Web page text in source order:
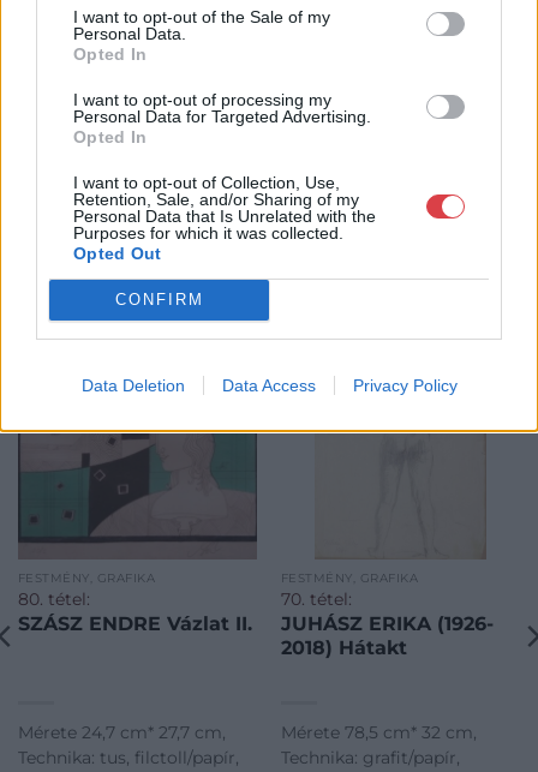
I want to opt-out of the Sale of my
Personal Data.
Opted In
I want to opt-out of processing my
Personal Data for Targeted Advertising.
Opted In
I want to opt-out of Collection, Use,
Retention, Sale, and/or Sharing of my
Personal Data that Is Unrelated with the
Purposes for which it was collected.
Opted Out
CONFIRM
Data Deletion Data Access Privacy Policy
vegyen a cég online aukcióin.
GALÉRIA TOVÁBBI MŰTÁRGYAI
KAPCSOLÓDÓ MŰTÁRGYAK
FESTMÉNY, GRAFIKA
80. tétel:
SZÁSZ ENDRE Vázlat II.
Mérete 24,7 cm* 27,7 cm,
Technika: tus, filctoll/papír,
FESTMÉNY, GRAFIKA
70. tétel:
JUHÁSZ ERIKA (1926-
2018) Hátakt
Mérete 78,5 cm* 32 cm,
Technika: grafit/papír,